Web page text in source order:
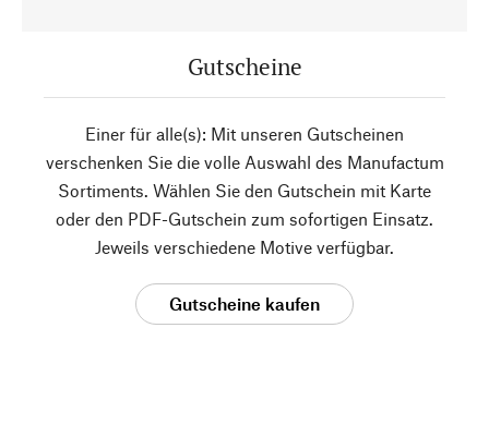
Gutscheine
Einer für alle(s): Mit unseren Gutscheinen
verschenken Sie die volle Auswahl des Manufactum
Sortiments. Wählen Sie den Gutschein mit Karte
oder den PDF-Gutschein zum sofortigen Einsatz.
Jeweils verschiedene Motive verfügbar.
Gutscheine kaufen